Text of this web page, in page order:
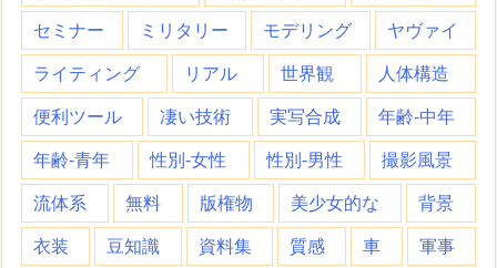
セミナー
ミリタリー モデリング
ヤヴァイ
ライティング
リアル 世界観
人体構造
便利ツール
凄い技術 実写合成
年齢-中年
年齢-青年
性別-女性 性別-男性
撮影風景
流体系
無料 版権物 美少女的な
背景
衣装
豆知識 資料集 質感 車
軍事